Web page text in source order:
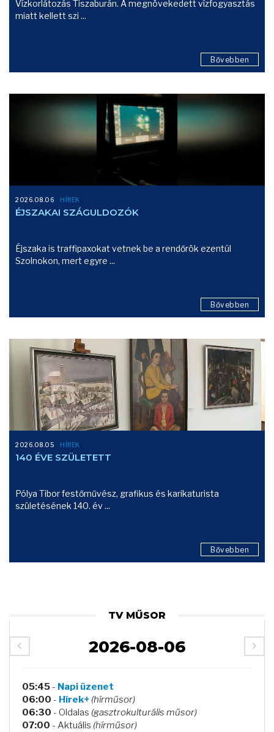
Vízkorlátozás Tiszaburán. A megnövekedett vízfogyasztás
miatt kellett szi ...
Bővebben
2026.08.06 HÍREK
ÉJSZAKAI SZÁGULDOZÓK
Éjszaka is traffipaxokat vetnek be a rendőrök ezentúl
Szolnokon, mert egyre ...
Bővebben
2026.08.05 HÍREK
140 ÉVE SZÜLETETT
Pólya Tibor festőművész, grafikus és karikaturista
születésének 140. év ...
Bővebben
TV MŰSOR
2026-08-06
05:45 - Napi üzenet
06:00 - Hírek+ (hírműsor)
06:30 - Oldalas (gasztrokulturális műsor)
07:00 - Aktuális (hírműsor)